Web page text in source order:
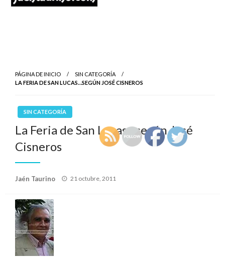
PÁGINA DE INICIO
SIN CATEGORÍA
LA FERIA DE SAN LUCAS…SEGÚN JOSÉ CISNEROS
SIN CATEGORÍA
La Feria de San Lucas…según José
Cisneros
Jaén Taurino
Publicado
21 octubre, 2011